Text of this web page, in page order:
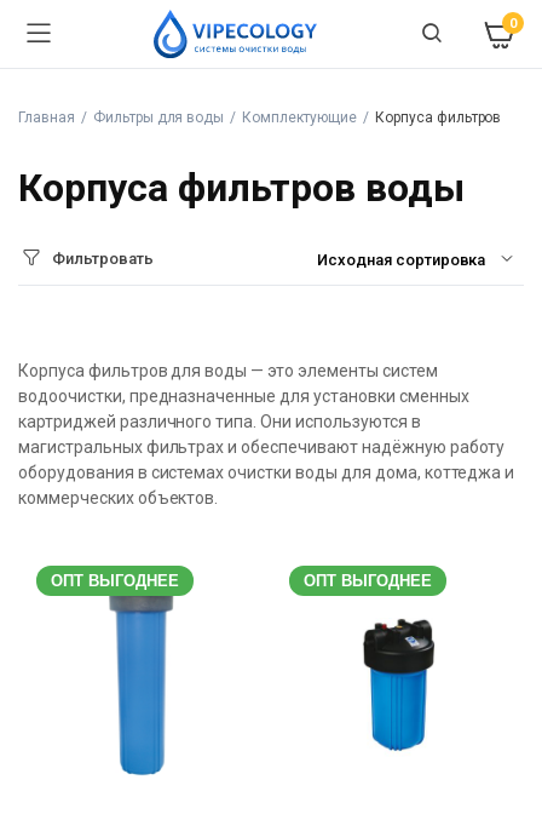
0
Главная Фильтры для воды Комплектующие Корпуса фильтров
Корпуса фильтров воды
Фильтровать
Корпуса фильтров для воды — это элементы систем
водоочистки, предназначенные для установки сменных
картриджей различного типа. Они используются в
магистральных фильтрах и обеспечивают надёжную работу
оборудования в системах очистки воды для дома, коттеджа и
коммерческих объектов.
ОПТ ВЫГОДНЕЕ ОПТ ВЫГОДНЕЕ